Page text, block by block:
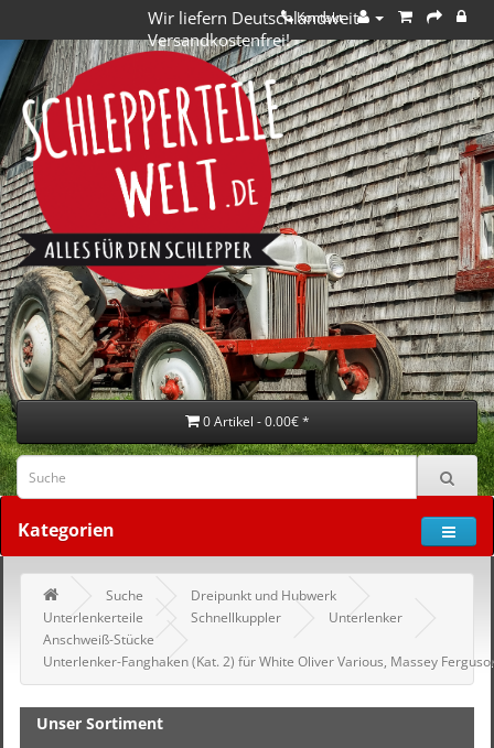
Wir liefern Deutschlandweit
Versandkostenfrei!
Kontakt
0 Artikel - 0.00€ *
Kategorien
Suche
Dreipunkt und Hubwerk
Unterlenkerteile
Schnellkuppler
Unterlenker
Anschweiß-Stücke
Unterlenker-Fanghaken (Kat. 2) für White Oliver Various, Massey
Unser Sortiment